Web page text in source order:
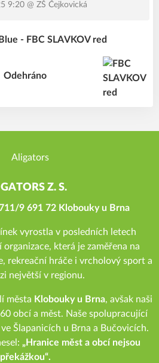
9:20@ ZŠ Čejkovická
- FBC SLAVKOV red
Odehráno
Z. S.
9 691 72 Klobouky u Brna
vyrostla v posledních letech
která je zaměřena na
rekreační hráče i vrcholový sport a
největší v regionu.
města Klobouky u Brna, avšak naši
obcí a měst. Naše spolupracující
Šlapanicích u Brna a Bučovicích.
„Hranice měst a obcí nejsou
překážkou“.